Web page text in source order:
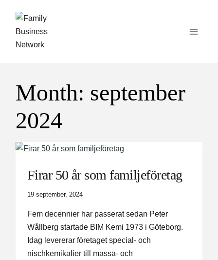
content
Month: september
2024
Firar 50 år som familjeföretag
19 september, 2024
Fem decennier har passerat sedan Peter
Wållberg startade BIM Kemi 1973 i Göteborg.
Idag levererar företaget special- och
nischkemikalier till massa- och